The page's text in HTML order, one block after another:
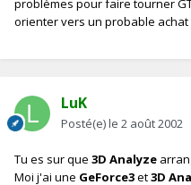
orienter vers un probable
LuK
Posté(e)le 2 août 2002
Tu es sur que 3D Analyze
Moi j'ai une GeForce3et3D